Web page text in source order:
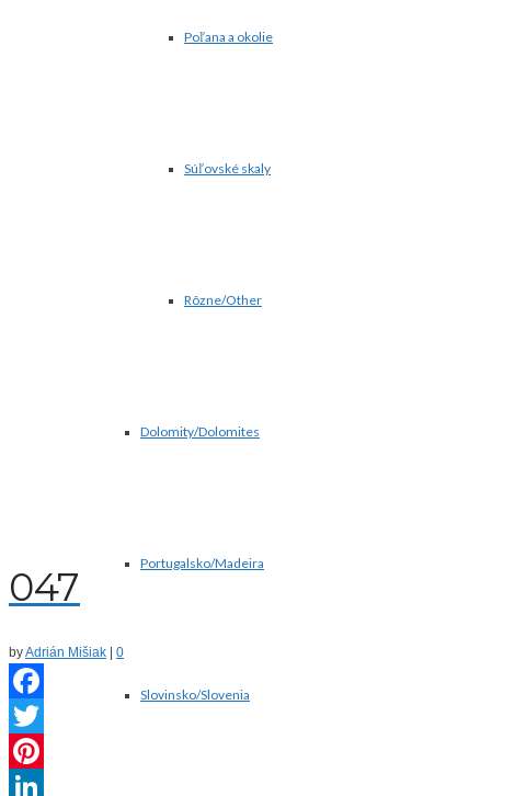
Poľana a okolie
Súľovské skaly
Rôzne/Other
Dolomity/Dolomites
Portugalsko/Madeira
Slovinsko/Slovenia
047
byAdrián Mišiak 0
Facebook
Twitter
Pinterest